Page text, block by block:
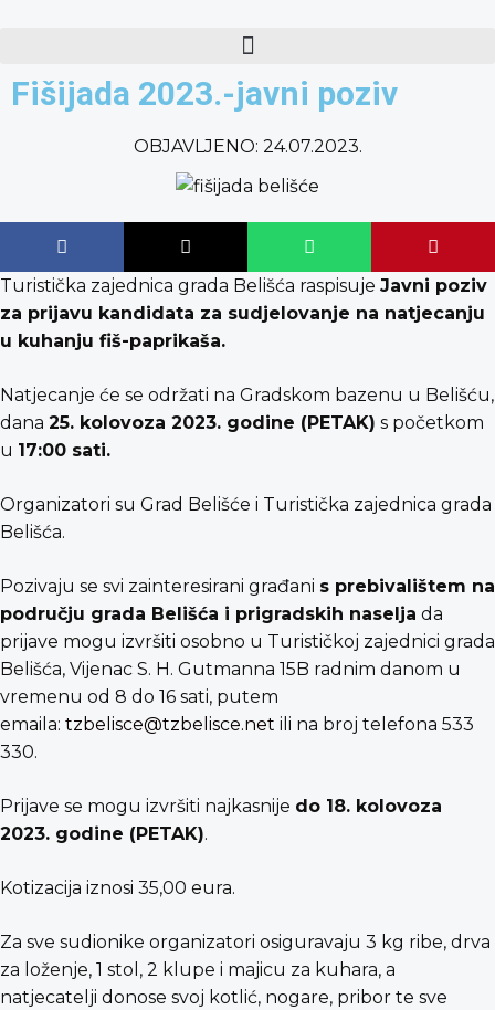
Fišijada 2023.-javni poziv
OBJAVLJENO: 24.07.2023.
Turistička zajednica grada Belišća raspisuje Javni poziv
za prijavu kandidata za sudjelovanje na natjecanju
u kuhanju fiš-paprikaša.
Natjecanje će se održati na Gradskom bazenu u Belišću,
dana 25. kolovoza 2023. godine (PETAK) s početkom
u 17:00 sati.
Organizatori su Grad Belišće i Turistička zajednica grada
Belišća.
Pozivaju se svi zainteresirani građani s prebivalištem na
području grada Belišća i prigradskih naselja da
prijave mogu izvršiti osobno u Turističkoj zajednici grada
Belišća, Vijenac S. H. Gutmanna 15B radnim danom u
vremenu od 8 do 16 sati, putem
emaila: tzbelisce@tzbelisce.net ili na broj telefona 533
330.
Prijave se mogu izvršiti najkasnije do 18. kolovoza
2023. godine (PETAK).
Kotizacija iznosi 35,00 eura.
Za sve sudionike organizatori osiguravaju 3 kg ribe, drva
za loženje, 1 stol, 2 klupe i majicu za kuhara, a
natjecatelji donose svoj kotlić, nogare, pribor te sve